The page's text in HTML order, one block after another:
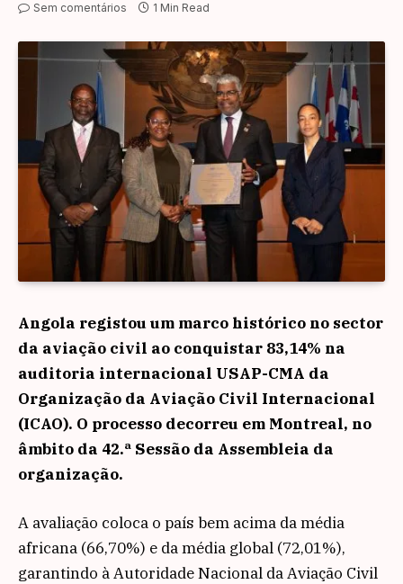
Sem comentários 1 Min Read
Angola registou um marco histórico no sector
da aviação civil ao conquistar 83,14% na
auditoria internacional USAP-CMA da
Organização da Aviação Civil Internacional
(ICAO). O processo decorreu em Montreal, no
âmbito da 42.ª Sessão da Assembleia da
organização.
A avaliação coloca o país bem acima da média
africana (66,70%) e da média global (72,01%),
garantindo à Autoridade Nacional da Aviação Civil